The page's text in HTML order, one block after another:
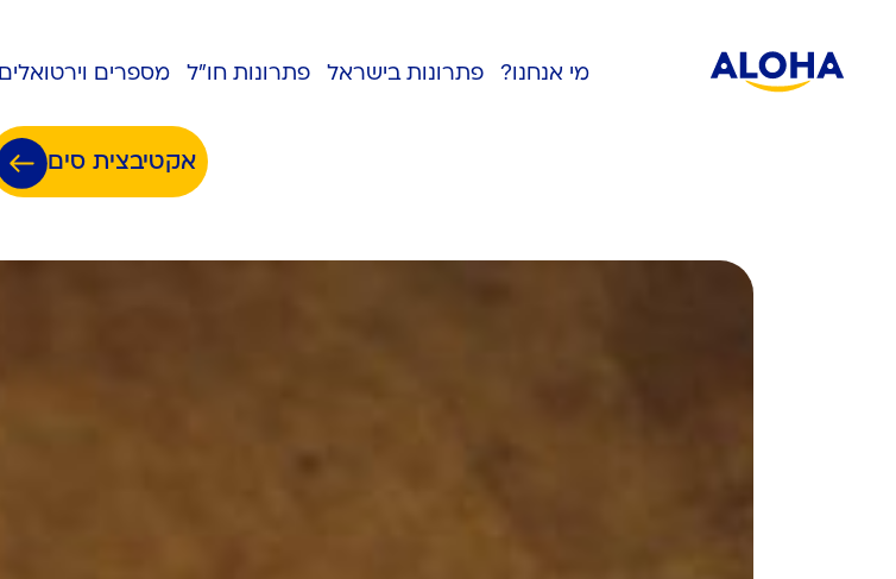
מי אנחנו? פתרונות בישראל פתרונות חו”ל מספרים וירטואלים
אקטיבצית סים